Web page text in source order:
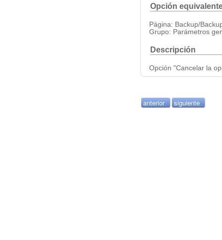
Opción
Página: Backup/
Grupo: Parámetros
Descripción
Opción "Cancelar la
anterior siguiente